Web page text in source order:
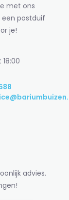
met ons
postduif
je!
advies.